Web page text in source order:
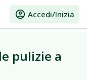
account_circle Accedi/Inizia
pulizie a